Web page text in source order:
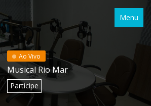
Menu
Ao Vivo
Musical Rio Mar
Participe